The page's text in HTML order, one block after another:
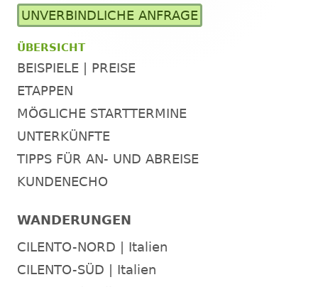
UNVERBINDLICHE ANFRAGE
ÜBERSICHT
BEISPIELE | PREISE
ETAPPEN
MÖGLICHE STARTTERMINE
UNTERKÜNFTE
TIPPS FÜR AN- UND ABREISE
KUNDENECHO
WANDERUNGEN
CILENTO-NORD | Italien
CILENTO-SÜD | Italien